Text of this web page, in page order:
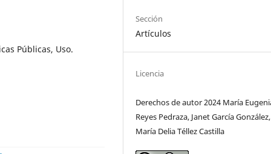
Públicas, Uso.
Sección
Artículos
Licencia
Derechos de autor 2024 María
Reyes Pedraza, Janet García González,
María Delia Téllez Castilla